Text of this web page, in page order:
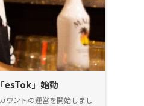
esTok」始動
ウントの運営を開始しまし